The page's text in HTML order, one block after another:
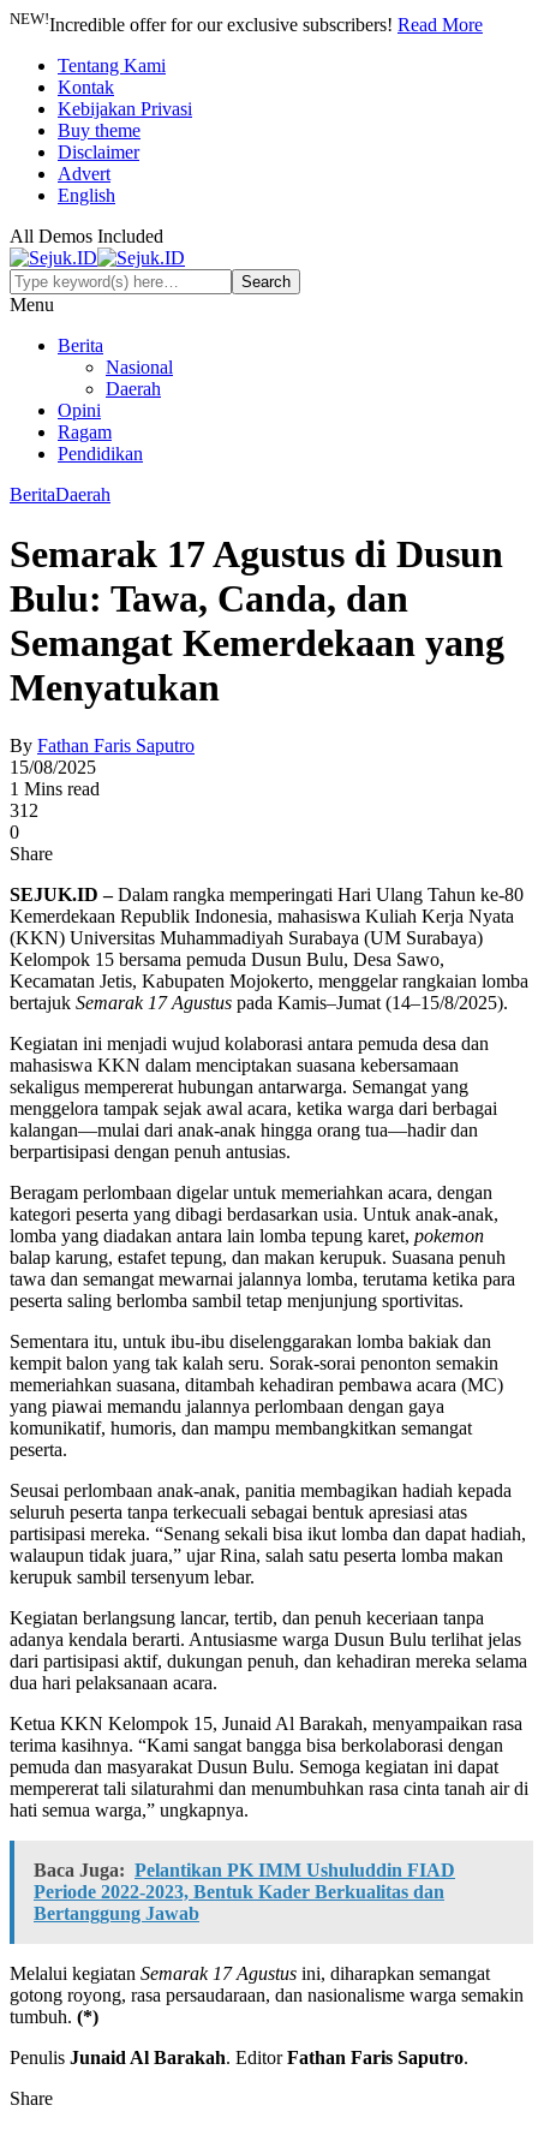
NEW!Incredible offer for our exclusive subscribers! Read More
Tentang Kami
Kontak
Kebijakan Privasi
Buy theme
Disclaimer
Advert
English
All Demos Included
Menu
Berita
Nasional
Daerah
Opini
Ragam
Pendidikan
BeritaDaerah
Semarak 17 Agustus di Dusun
Bulu: Tawa, Canda, dan
Semangat Kemerdekaan yang
Menyatukan
By Fathan Faris Saputro
15/08/2025
1 Mins read
312
0
Share
SEJUK.ID –Dalam rangka memperingati Hari Ulang Tahun ke-80
Kemerdekaan Republik Indonesia, mahasiswa Kuliah Kerja Nyata
(KKN) Universitas Muhammadiyah Surabaya (UM Surabaya)
Kelompok 15 bersama pemuda Dusun Bulu, Desa Sawo,
Kecamatan Jetis, Kabupaten Mojokerto, menggelar rangkaian lomba
bertajuk Semarak 17 Agustus pada Kamis–Jumat (14–15/8/2025).
Kegiatan ini menjadi wujud kolaborasi antara pemuda desa dan
mahasiswa KKN dalam menciptakan suasana kebersamaan
sekaligus mempererat hubungan antarwarga. Semangat yang
menggelora tampak sejak awal acara, ketika warga dari berbagai
kalangan—mulai dari anak-anak hingga orang tua—hadir dan
berpartisipasi dengan penuh antusias.
Beragam perlombaan digelar untuk memeriahkan acara, dengan
kategori peserta yang dibagi berdasarkan usia. Untuk anak-anak,
lomba yang diadakan antara lain lomba tepung karet, pokemon
balap karung, estafet tepung, dan makan kerupuk. Suasana penuh
tawa dan semangat mewarnai jalannya lomba, terutama ketika para
peserta saling berlomba sambil tetap menjunjung sportivitas.
Sementara itu, untuk ibu-ibu diselenggarakan lomba bakiak dan
kempit balon yang tak kalah seru. Sorak-sorai penonton semakin
memeriahkan suasana, ditambah kehadiran pembawa acara (MC)
yang piawai memandu jalannya perlombaan dengan gaya
komunikatif, humoris, dan mampu membangkitkan semangat
peserta.
Seusai perlombaan anak-anak, panitia membagikan hadiah kepada
seluruh peserta tanpa terkecuali sebagai bentuk apresiasi atas
partisipasi mereka. “Senang sekali bisa ikut lomba dan dapat hadiah,
walaupun tidak juara,” ujar Rina, salah satu peserta lomba makan
kerupuk sambil tersenyum lebar.
Kegiatan berlangsung lancar, tertib, dan penuh keceriaan tanpa
adanya kendala berarti. Antusiasme warga Dusun Bulu terlihat jelas
dari partisipasi aktif, dukungan penuh, dan kehadiran mereka selama
dua hari pelaksanaan acara.
Ketua KKN Kelompok 15, Junaid Al Barakah, menyampaikan rasa
terima kasihnya. “Kami sangat bangga bisa berkolaborasi dengan
pemuda dan masyarakat Dusun Bulu. Semoga kegiatan ini dapat
mempererat tali silaturahmi dan menumbuhkan rasa cinta tanah air di
hati semua warga,” ungkapnya.
Baca Juga: Pelantikan PK IMM Ushuluddin FIAD
Periode 2022-2023, Bentuk Kader Berkualitas dan
Bertanggung Jawab
Melalui kegiatan Semarak 17 Agustus ini, diharapkan semangat
gotong royong, rasa persaudaraan, dan nasionalisme warga semakin
tumbuh. (*)
Penulis Junaid Al Barakah. EditorFathan Faris Saputro.
Share